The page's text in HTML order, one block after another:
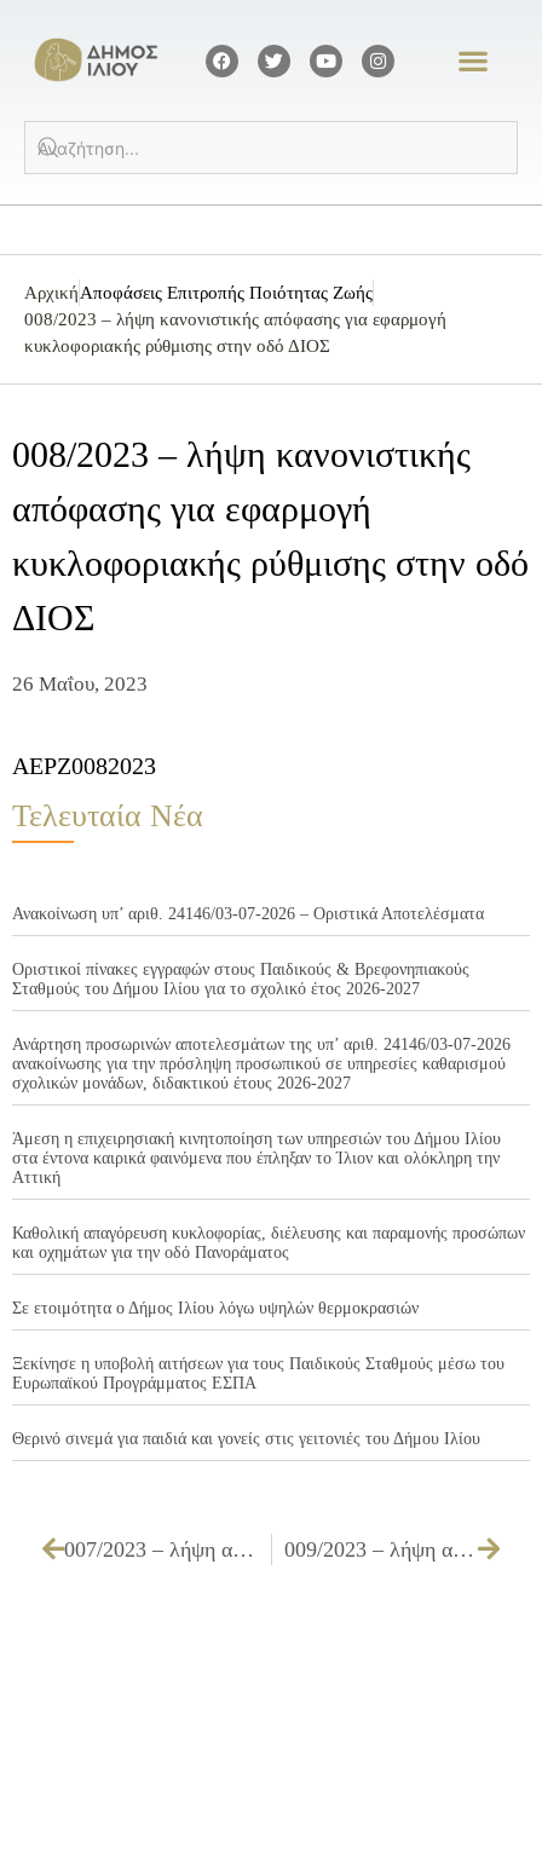
ΑρχικήΑποφάσεις Επιτροπής Ποιότητας Ζωής
008/2023 – λήψη κανονιστικής απόφασης για εφαρμογή
κυκλοφοριακής ρύθμισης στην οδό ΔΙΟΣ
008/2023 – λήψη κανονιστικής
απόφασης για εφαρμογή
κυκλοφοριακής ρύθμισης στην οδό
ΔΙΟΣ
26 Μαΐου, 2023
AEPZ0082023
Τελευταία Νέα
Ανακοίνωση υπ’ αριθ. 24146/03-07-2026 – Οριστικά Αποτελέσματα
Οριστικοί πίνακες εγγραφών στους Παιδικούς & Βρεφονηπιακούς
Σταθμούς του Δήμου Ιλίου για το σχολικό έτος 2026-2027
Ανάρτηση προσωρινών αποτελεσμάτων της υπ’ αριθ. 24146/03-07-2026
ανακοίνωσης για την πρόσληψη προσωπικού σε υπηρεσίες καθαρισμού
σχολικών μονάδων, διδακτικού έτους 2026-2027
Άμεση η επιχειρησιακή κινητοποίηση των υπηρεσιών του Δήμου Ιλίου
στα έντονα καιρικά φαινόμενα που έπληξαν το Ίλιον και ολόκληρη την
Αττική
Καθολική απαγόρευση κυκλοφορίας, διέλευσης και παραμονής προσώπων
και οχημάτων για την οδό Πανοράματος
Σε ετοιμότητα ο Δήμος Ιλίου λόγω υψηλών θερμοκρασιών
Ξεκίνησε η υποβολή αιτήσεων για τους Παιδικούς Σταθμούς μέσω του
Ευρωπαϊκού Προγράμματος ΕΣΠΑ
Θερινό σινεμά για παιδιά και γονείς στις γειτονιές του Δήμου Ιλίου
007/2023 – λήψη απόφασης «Περί μη ύπαρξης κατάλληλου καθορισμένου χώρου, για να υποδεχθεί την λειτουργία του νέου κτιρίου του 1ου Πρότυπου Γυμνασίου Ιλίου, πέραν του χώρου εντός του Ο.Τ. 75 το οποίο περικλείεται από τις οδούς Χρυσηίδος, Δαναών & Πολυφήμου 009/2023 – λήψη απόφασης για έγκριση άδειας απότμησης πεζοδρομίου